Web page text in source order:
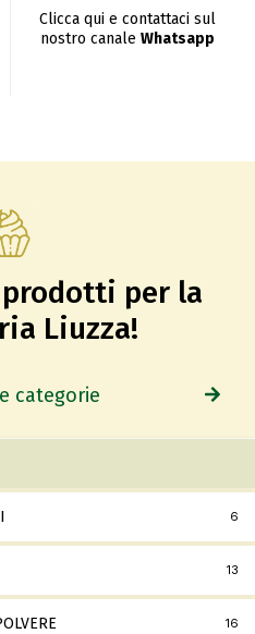
Clicca qui e contattaci sul
nostro canale Whatsapp
per la
Liuzza!
categorie
6
13
16